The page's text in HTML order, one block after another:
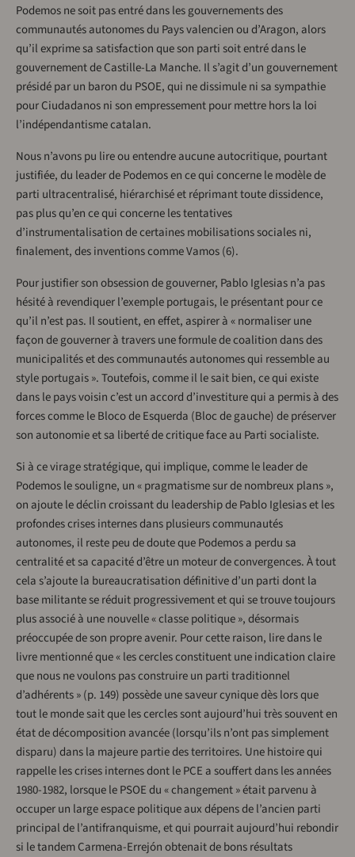
Podemos ne soit pas entré dans les gouvernements des
communautés autonomes du Pays valencien ou d’Aragon, alors
qu’il exprime sa satisfaction que son parti soit entré dans le
gouvernement de Castille-La Manche. Il s’agit d’un gouvernement
présidé par un baron du PSOE, qui ne dissimule ni sa sympathie
pour Ciudadanos ni son empressement pour mettre hors la loi
l’indépendantisme catalan.
Nous n’avons pu lire ou entendre aucune autocritique, pourtant
justifiée, du leader de Podemos en ce qui concerne le modèle de
parti ultracentralisé, hiérarchisé et réprimant toute dissidence,
pas plus qu’en ce qui concerne les tentatives
d’instrumentalisation de certaines mobilisations sociales ni,
finalement, des inventions comme Vamos (6).
Pour justifier son obsession de gouverner, Pablo Iglesias n’a pas
hésité à revendiquer l’exemple portugais, le présentant pour ce
qu’il n’est pas. Il soutient, en effet, aspirer à « normaliser une
façon de gouverner à travers une formule de coalition dans des
municipalités et des communautés autonomes qui ressemble au
style portugais ». Toutefois, comme il le sait bien, ce qui existe
dans le pays voisin c’est un accord d’investiture qui a permis à des
forces comme le Bloco de Esquerda (Bloc de gauche) de préserver
son autonomie et sa liberté de critique face au Parti socialiste.
Si à ce virage stratégique, qui implique, comme le leader de
Podemos le souligne, un « pragmatisme sur de nombreux plans »,
on ajoute le déclin croissant du leadership de Pablo Iglesias et les
profondes crises internes dans plusieurs communautés
autonomes, il reste peu de doute que Podemos a perdu sa
centralité et sa capacité d’être un moteur de convergences. À tout
cela s’ajoute la bureaucratisation définitive d’un parti dont la
base militante se réduit progressivement et qui se trouve toujours
plus associé à une nouvelle « classe politique », désormais
préoccupée de son propre avenir. Pour cette raison, lire dans le
livre mentionné que « les cercles constituent une indication claire
que nous ne voulons pas construire un parti traditionnel
d’adhérents » (p. 149) possède une saveur cynique dès lors que
tout le monde sait que les cercles sont aujourd’hui très souvent en
état de décomposition avancée (lorsqu’ils n’ont pas simplement
disparu) dans la majeure partie des territoires. Une histoire qui
rappelle les crises internes dont le PCE a souffert dans les années
1980-1982, lorsque le PSOE du « changement » était parvenu à
occuper un large espace politique aux dépens de l’ancien parti
principal de l’antifranquisme, et qui pourrait aujourd’hui rebondir
si le tandem Carmena-Errejón obtenait de bons résultats